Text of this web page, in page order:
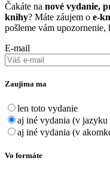
Čakáte na nové vydanie,
knihy? Máte záujem o e-
pošleme vám
E-mail
Zaujíma ma
len toto vydanie
aj iné vydania (v jazyku
aj iné vydania (v
Vo formáte